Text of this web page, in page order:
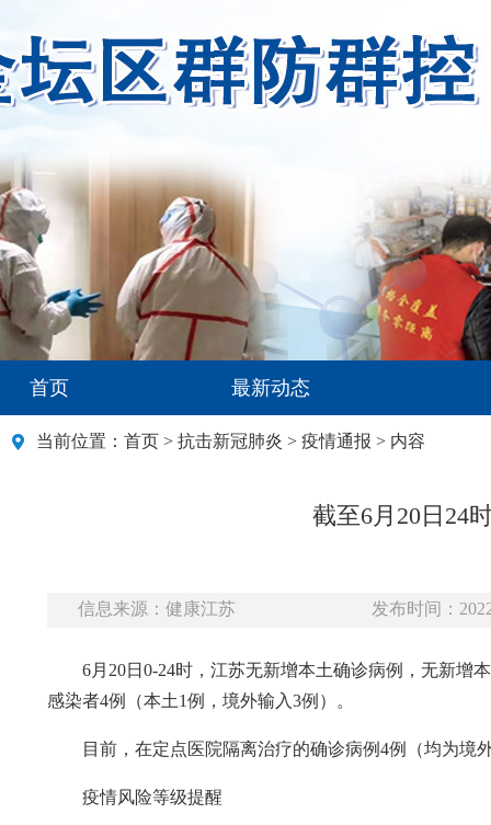
首页 最新动态
当前位置： 首页 > 抗击新冠肺炎 > 疫情通报 > 内容
截至6月20日24
信息来源：健康江苏 发布时间：
6月20日0-24时，江苏无新增本土确诊病例，无新增
感染者4例（本土1例，境外输入3例）。
目前，在定点医院隔离治疗的确诊病例4例（均为境
疫情风险等级提醒